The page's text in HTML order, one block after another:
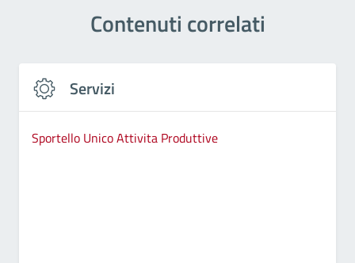
Contenuti correlati
Servizi
Sportello Unico Attivita Produttive